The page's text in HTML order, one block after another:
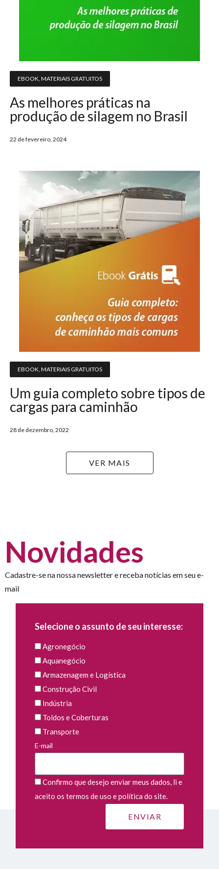
EBOOK MATERIAIS GRATUITOS
As melhores práticas na
produção de silagem no Brasil
22 de fevereiro, 2024
EBOOK MATERIAIS GRATUITOS
Um guia completo sobre tipos de
cargas para caminhão
28 de dezembro, 2022
VER MAIS
Novidades
Cadastre-se na nossa newsletter e receba notícias em seu e-
mail
Selecione o assunto de seu interesse:
Agronegócio
Aquanegócio
Armazenagem e Logística
Construção Civil
Indústria
Toldos e Coberturas
Transporte
E-mail
Confirmo que desejo enviar meus dados, li e
aceito os termos de uso e política do site.